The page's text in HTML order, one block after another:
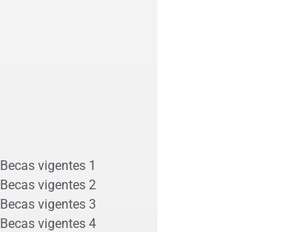
Becas vigentes 1
Becas vigentes 2
Becas vigentes 3
Becas vigentes 4